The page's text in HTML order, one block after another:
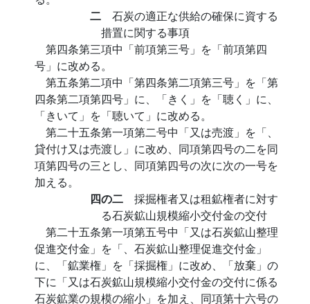
二 石炭の適正な供給の確保に資する
措置に関する事項
第四条第三項中「前項第三号」を「前項第四
号」に改める。
第五条第二項中「第四条第二項第三号」を「第
四条第二項第四号」に、「きく」を「聴く」に、
「きいて」を「聴いて」に改める。
第二十五条第一項第二号中「又は売渡」を「、
貸付け又は売渡し」に改め、同項第四号の二を同
項第四号の三とし、同項第四号の次に次の一号を
加える。
四の二 採掘権者又は租鉱権者に対す
る石炭鉱山規模縮小交付金の交付
第二十五条第一項第五号中「又は石炭鉱山整理
促進交付金」を「、石炭鉱山整理促進交付金」
に、「鉱業権」を「採掘権」に改め、「放棄」の
下に「又は石炭鉱山規模縮小交付金の交付に係る
石炭鉱業の規模の縮小」を加え、同項第十六号の